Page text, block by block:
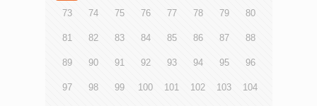
73 74 75 76 77 78 79 80
81 82 83 84 85 86 87 88
89 90 91 92 93 94 95 96
97 98 99 100 101 102 103 104